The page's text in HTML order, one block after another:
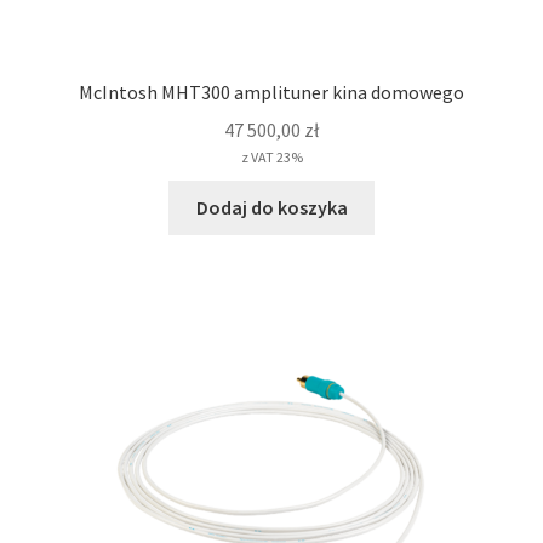
McIntosh MHT300 amplituner kina domowego
47 500,00 zł
z VAT 23%
Dodaj do koszyka